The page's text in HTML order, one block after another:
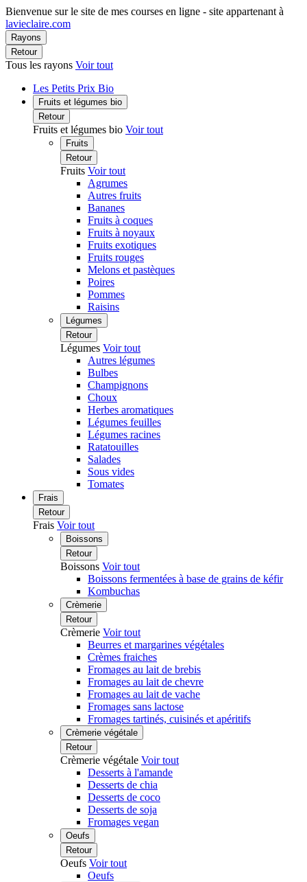
Bienvenue sur le site de mes courses en ligne - site appartenant à
lavieclaire.com
Rayons
Retour
Tous les rayons Voir tout
Les Petits Prix Bio
Fruits et légumes bio
Retour
Fruits et légumes bio Voir tout
Fruits
Retour
Fruits Voir tout
Agrumes
Autres fruits
Bananes
Fruits à coques
Fruits à noyaux
Fruits exotiques
Fruits rouges
Melons et pastèques
Poires
Pommes
Raisins
Légumes
Retour
Légumes Voir tout
Autres légumes
Bulbes
Champignons
Choux
Herbes aromatiques
Légumes feuilles
Légumes racines
Ratatouilles
Salades
Sous vides
Tomates
Frais
Retour
Frais Voir tout
Boissons
Retour
Boissons Voir tout
Boissons fermentées à base de grains de kéfir
Kombuchas
Crèmerie
Retour
Crèmerie Voir tout
Beurres et margarines végétales
Crèmes fraiches
Fromages au lait de brebis
Fromages au lait de chevre
Fromages au lait de vache
Fromages sans lactose
Fromages tartinés, cuisinés et apéritifs
Crèmerie végétale
Retour
Crèmerie végétale Voir tout
Desserts à l'amande
Desserts de chia
Desserts de coco
Desserts de soja
Fromages vegan
Oeufs
Retour
Oeufs Voir tout
Oeufs